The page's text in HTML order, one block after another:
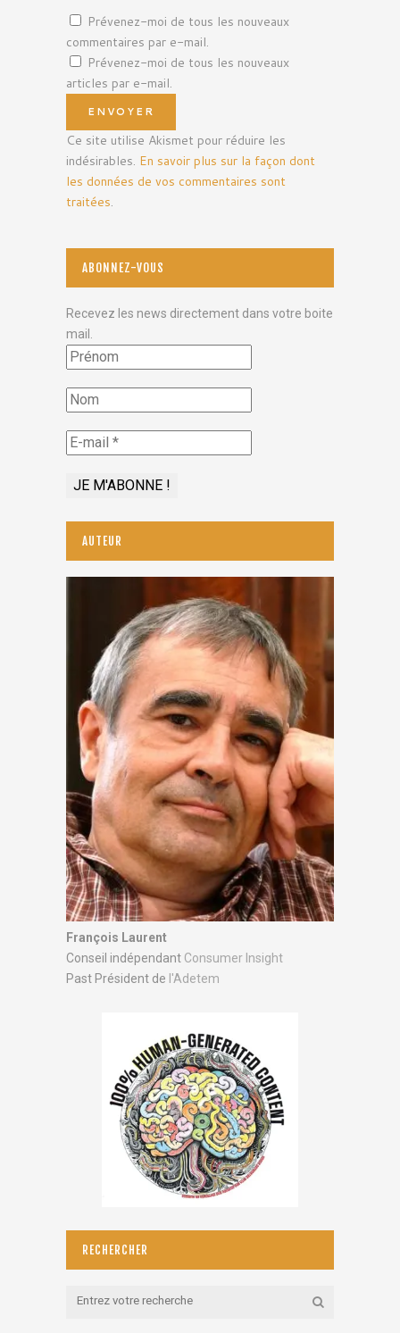
Prévenez-moi de tous les nouveaux
commentaires par e-mail.
Prévenez-moi de tous les nouveaux
articles par e-mail.
Ce site utilise Akismet pour réduire les
indésirables. En savoir plus sur la façon dont
les données de vos commentaires sont
traitées.
ABONNEZ-VOUS
Recevez les news directement dans votre boite
mail.
AUTEUR
François Laurent
Conseil indépendant Consumer Insight
Past Président de l'Adetem
RECHERCHER